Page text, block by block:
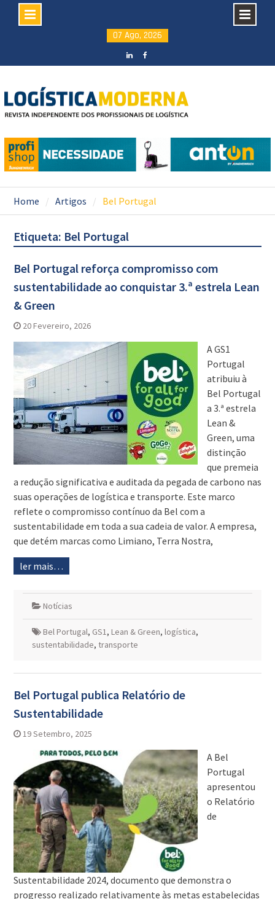
content
07 Ago, 2026
Home Artigos Bel Portugal
Etiqueta: Bel Portugal
Bel Portugal reforça compromisso com
sustentabilidade ao conquistar 3.ª estrela Lean
& Green
20 Fevereiro, 2026
A GS1
Portugal
atribuiu à
Bel Portugal
a 3.ª estrela
Lean &
Green, uma
distinção
que premeia
a redução significativa e auditada da pegada de carbono nas
suas operações de logística e transporte. Este marco
reflete o compromisso contínuo da Bel com a
sustentabilidade em toda a sua cadeia de valor. A empresa,
que detém marcas como Limiano, Terra Nostra,
ler mais…
Notícias
Bel Portugal, GS1, Lean & Green, logística,
sustentabilidade, transporte
Bel Portugal publica Relatório de
Sustentabilidade
19 Setembro, 2025
A Bel
Portugal
apresentou
o Relatório
de
Sustentabilidade 2024, documento que demonstra o
progresso realizado relativamente às metas estabelecidas